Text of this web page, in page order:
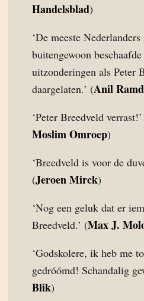
Handelsblad)
‘De meeste
buitengewoon
uitzonderingen als Peter
daargelaten.’ (Anil
‘Peter Breedveld
Moslim Omroep)
‘Breedveld is voor de
(Jeroen Mirck)
‘Nog een geluk dat er
Breedveld.’ (Max J.
‘Godskolere, ik heb me
gedróómd! Schandalig
Blik)